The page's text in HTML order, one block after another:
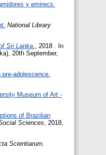
y emirecs:
National Library
Sri Lanka.
, 2018 . In
20th September,
adolescence.
Museum of Art -
of Brazilian
Sciences, 2018,
Scientiarum.